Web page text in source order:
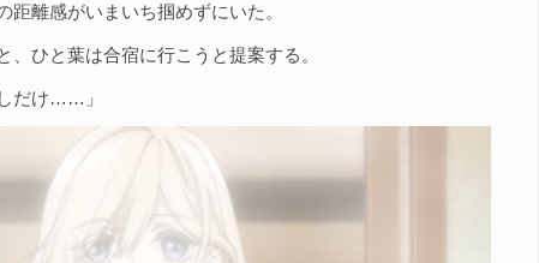
距離感がいまいち掴めずにいた。
ひと葉は合宿に行こうと提案する。
だけ……」